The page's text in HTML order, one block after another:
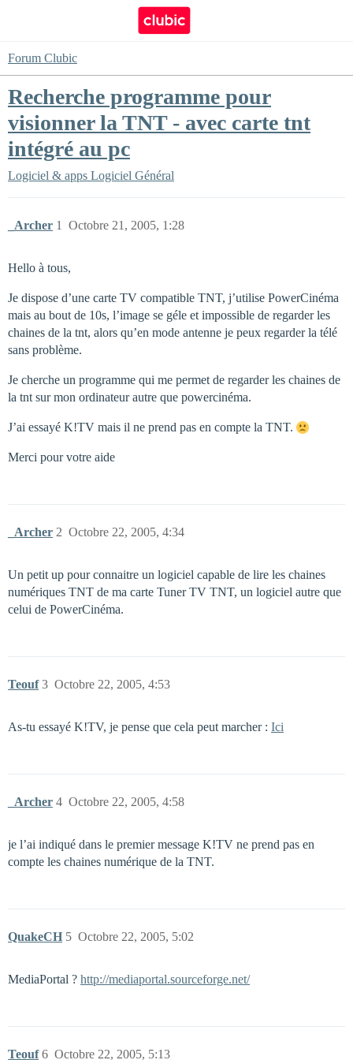
Forum Clubic
Recherche programme pour
visionner la TNT - avec carte tnt
intégré au pc
Logiciel & apps Logiciel Général
_Archer Octobre 21, 2005, 1:28
1
Hello à tous,
Je dispose d’une carte TV compatible TNT, j’utilise PowerCinéma
mais au bout de 10s, l’image se géle et impossible de regarder les
chaines de la tnt, alors qu’en mode antenne je peux regarder la télé
sans problème.
Je cherche un programme qui me permet de regarder les chaines de
la tnt sur mon ordinateur autre que powercinéma.
J’ai essayé K!TV mais il ne prend pas en compte la TNT.
Merci pour votre aide
_Archer Octobre 22, 2005, 4:34
2
Un petit up pour connaitre un logiciel capable de lire les chaines
numériques TNT de ma carte Tuner TV TNT, un logiciel autre que
celui de PowerCinéma.
Teouf Octobre 22, 2005, 4:53
3
As-tu essayé K!TV, je pense que cela peut marcher : Ici
_Archer Octobre 22, 2005, 4:58
4
je l’ai indiqué dans le premier message K!TV ne prend pas en
compte les chaines numérique de la TNT.
QuakeCH Octobre 22, 2005, 5:02
5
MediaPortal ? http://mediaportal.sourceforge.net/
Teouf Octobre 22, 2005, 5:13
6